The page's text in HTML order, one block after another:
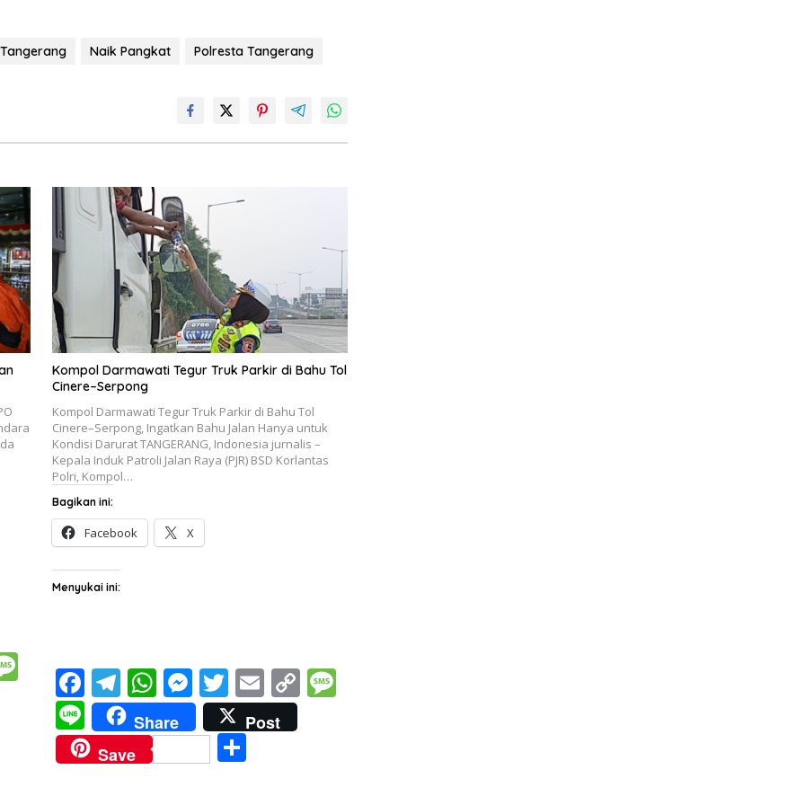
Naik Pangkat Polresta Tangerang
Kompol Darmawati Tegur Truk Parkir di Bahu Tol
Cinere–Serpong
Kompol Darmawati Tegur Truk Parkir di Bahu Tol
Cinere–Serpong, Ingatkan Bahu Jalan Hanya untuk
Kondisi Darurat TANGERANG, Indonesia jurnalis –
Kepala Induk Patroli Jalan Raya (PJR) BSD Korlantas
Polri, Kompol…
Bagikan ini:
Facebook X
Menyukai ini:
F
ac
e
b
T
el
e
gr
W
h
at
s
M
e
ss
e
T
w
itt
er
E
m
ai
C M
Li
n
e
Share
Post
Save
S